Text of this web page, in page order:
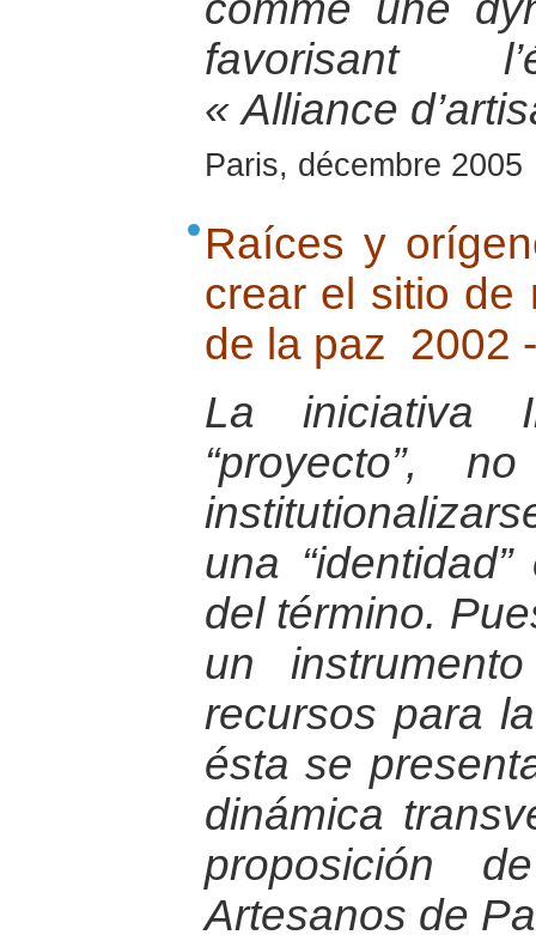
favorisant
« Alliance
Paris, décembre 2005
Raíces y
crear el sitio de
de la paz 2002
La iniciativa
“proyecto”,
una
del término.
un
recursos para
ésta se
dinámica
proposición
Artesanos de